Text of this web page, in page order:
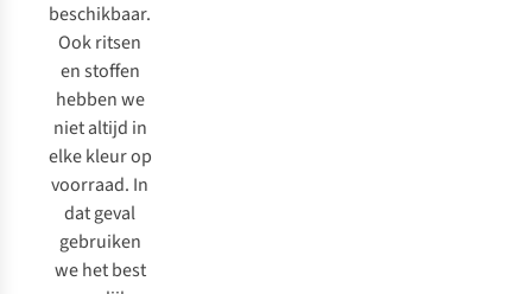
beschikbaar.
Ook ritsen
en stoffen
hebben we
niet altijd in
elke kleur op
voorraad. In
dat geval
gebruiken
we het best